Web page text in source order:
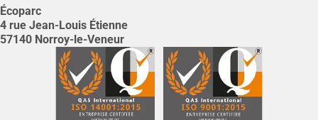
Écoparc
4 rue Jean-Louis Étienne
57140 Norroy-le-Veneur